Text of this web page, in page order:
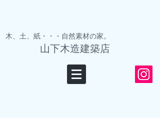
木、土、紙・・・自然素材の家。
山下木造建築店